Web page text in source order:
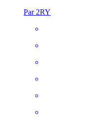
Par 2RY